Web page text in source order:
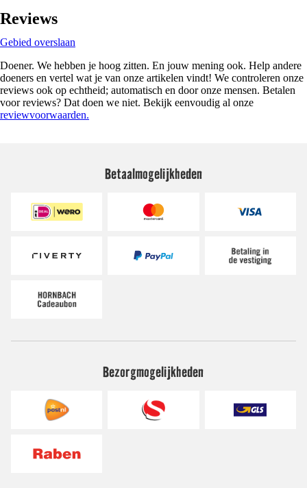
Reviews
Gebied overslaan
Doener. We hebben je hoog zitten. En jouw mening ook. Help andere
doeners en vertel wat je van onze artikelen vindt! We controleren onze
reviews ook op echtheid; automatisch en door onze mensen. Betalen
voor reviews? Dat doen we niet. Bekijk eenvoudig al onze
reviewvoorwaarden.
Betaalmogelijkheden
Bezorgmogelijkheden